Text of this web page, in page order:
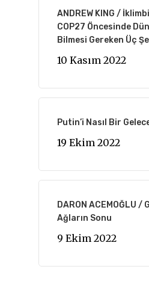
ANDREW KING /
COP27 Öncesinde
Bilmesi Gereken Üç
10 Kasım 2022
Putin’i Nasıl Bir
19 Ekim 2022
DARON ACEMOĞLU /
Ağların Sonu
9 Ekim 2022